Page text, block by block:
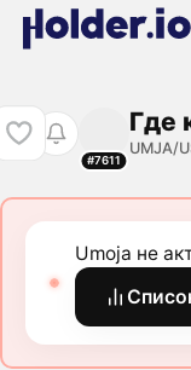
#7611
Где
UMJA/
Umoja не